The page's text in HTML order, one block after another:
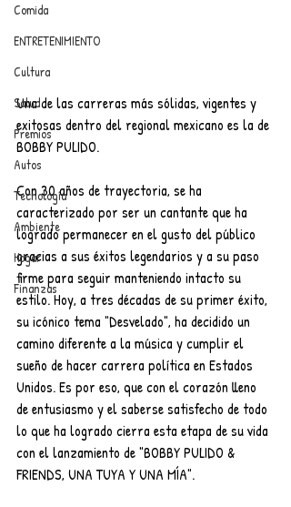
Comida
ENTRETENIMIENTO
Cultura
Salud
Premios
Autos
Tecnología
Ambiente
Hogar
Finanzas
Una de las carreras más sólidas, vigentes y
exitosas dentro del regional mexicano es la de
BOBBY PULIDO.
Con 30 años de trayectoria, se ha
caracterizado por ser un cantante que ha
logrado permanecer en el gusto del público
gracias a sus éxitos legendarios y a su paso
firme para seguir manteniendo intacto su
estilo. Hoy, a tres décadas de su primer éxito,
su icónico tema "Desvelado", ha decidido un
camino diferente a la música y cumplir el
sueño de hacer carrera política en Estados
Unidos. Es por eso, que con el corazón lleno
de entusiasmo y el saberse satisfecho de todo
lo que ha logrado cierra esta etapa de su vida
con el lanzamiento de "BOBBY PULIDO &
FRIENDS, UNA TUYA Y UNA MÍA".